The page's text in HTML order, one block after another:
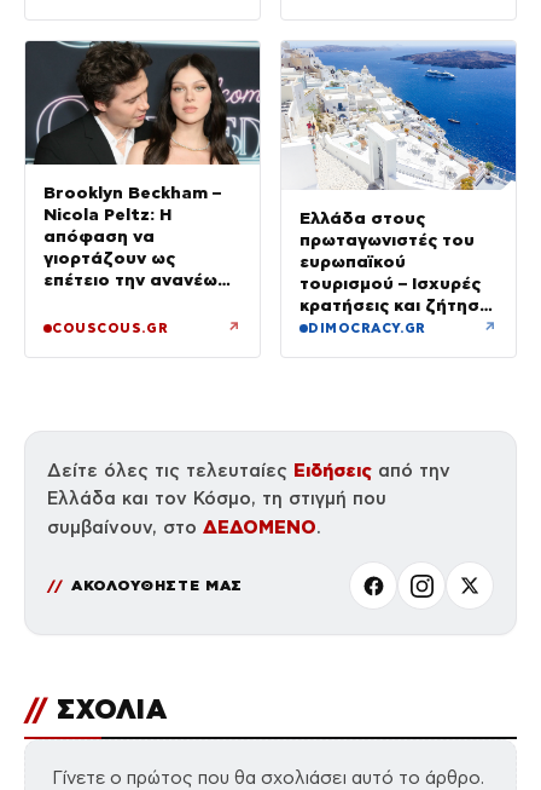
Brooklyn Beckham –
Nicola Peltz: Η
απόφαση να
γιορτάζουν ως
επέτειο την ανανέωση
«Είχε καταλήξει να
COUSCOUS.GR ↗
Ελλάδα στους
πρωταγωνιστές του
ευρωπαϊκού
τουρισμού – Ισχυρές
κρατήσεις και ζήτηση
πέρα από το
DIMOCRACY.GR ↗
Δείτε όλες τις τελευταίες Ειδήσεις από την
Ελλάδα και τον Κόσμο, τη στιγμή που
συμβαίνουν, στο ΔΕΔΟΜΕΝΟ.
ΑΚΟΛΟΥΘΗΣΤΕ ΜΑΣ
// ΣΧΟΛΙΑ
Γίνετε ο πρώτος που θα σχολιάσει αυτό το άρθρο.